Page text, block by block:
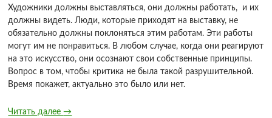
Художники должны выставляться, они должны работать, и их
должны видеть. Люди, которые приходят на выставку, не
обязательно должны поклоняться этим работам. Эти работы
могут им не понравиться. В любом случае, когда они реагируют
на это искусство, они осознают свои собственные принципы.
Вопрос в том, чтобы критика не была такой разрушительной.
Время покажет, актуально это было или нет.
Читать далее→